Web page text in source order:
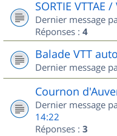
SORTIE VTTAE /
Dernier message
Réponses : 4
Balade VTT
Dernier message
Cournon
Dernier message
14:22
Réponses : 3